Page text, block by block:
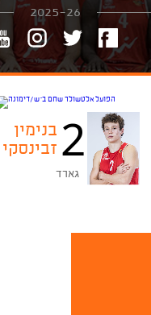
2025-26
2 בנימין
זבינסקי
גארד